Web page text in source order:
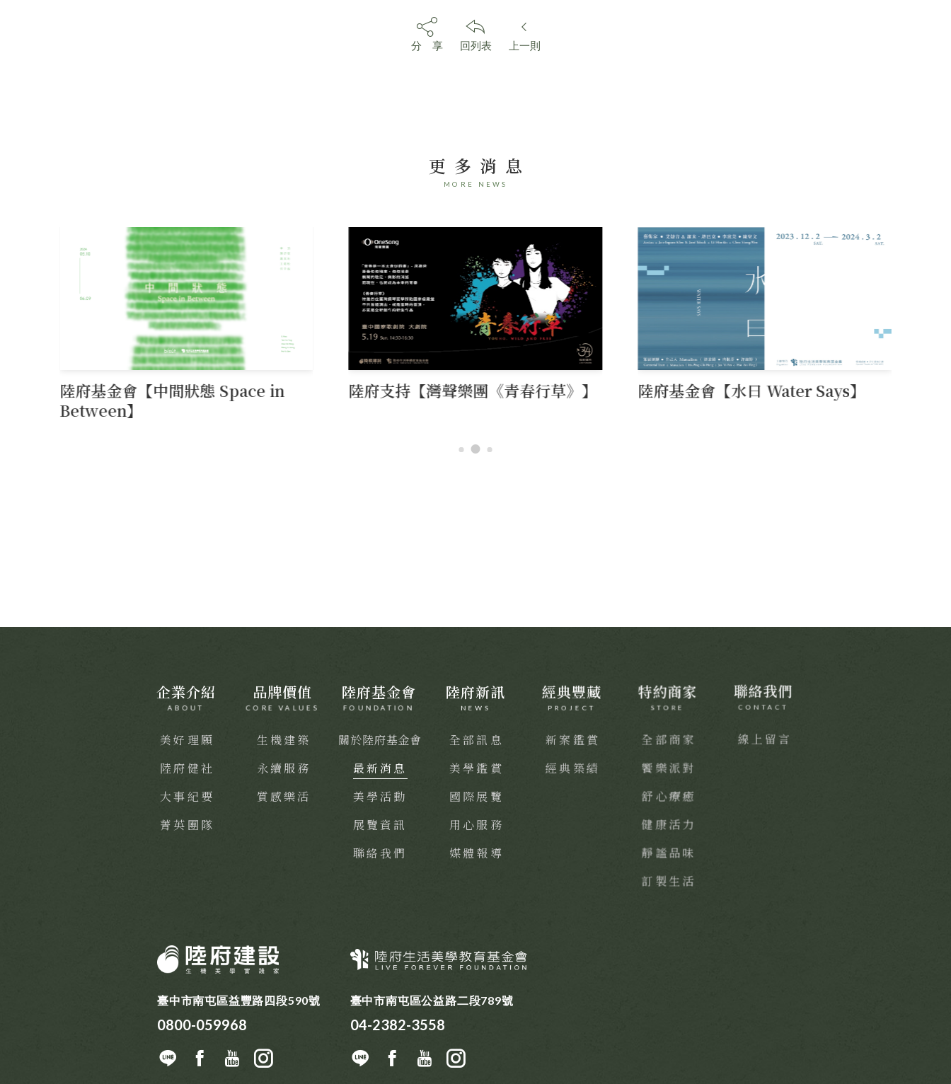
陸府基金會
FOUNDATION
關於陸府基金會 最新消息 美學活動 展覽資訊 聯絡我們
陸府新訊
全部訊息 美學鑑賞 國際展覽 用心服務 媒體報導
經典豐藏
PROJECT
新案鑑賞
特約商家
分 享 回列表 上一則
更多消息
MORE NEWS
陸府基金會【中間狀態 Space in
Between】
陸府支持【灣聲樂團《青春行草》】 陸府基金會【水曰 Water Says】
企業介紹
ABOUT
美好理願
陸府健社
大事紀要
菁英團隊
品牌價值
CORE VALUES
生機建築
永續服務
質感樂活
陸府基金會
FOUNDATION
關於陸府基金會
最新消息
美學活動
展覽資訊
聯絡我們
陸府新訊
NEWS
全部訊息
美學鑑賞
國際展覽
用心服務
媒體報導
經典豐藏
PROJECT
新案鑑賞
經典築績
特約商家
STORE
全部商家
饗樂派對
舒心療癒
健康活力
靜謐品味
訂製生活
聯絡我們
CONTACT
線上留言
臺中市南屯區益豐路四段590號
0800-059968
臺中市南屯區公益路二段789號
04-2382-3558